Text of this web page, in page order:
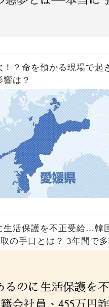
！？命を預かる現場で起
は？
生活保護を不正受給…韓
の手口とは？ 3年間で